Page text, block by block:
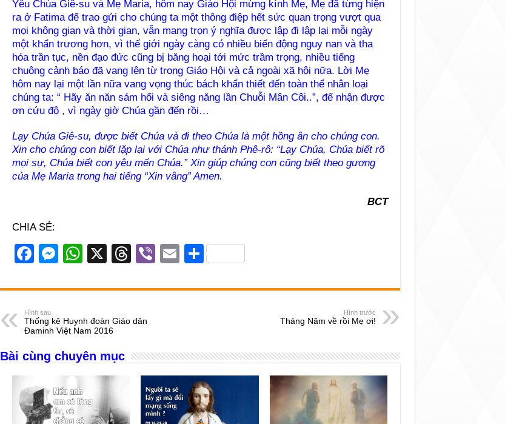
Yêu Chúa Giê-su và Mẹ Maria, hôm nay Giáo Hội mừng kính Mẹ, Mẹ đã từng hiện
ra ở Fatima để trao gửi cho chúng ta một thông điệp hết sức quan trọng vượt qua
mọi không gian và thời gian, vẫn mang trọn ý nghĩa được lập đi lập lại mỗi ngày
một khẩn trương hơn, vì thế giới ngày càng có nhiều biến động nguy nan và tha
hóa trần tục, nền đạo đức cũng bị băng hoại tới mức trầm trọng, nhiều tiếng
chuông cảnh báo đã vang lên từ trong Giáo Hội và cả ngoài xã hội nữa. Lời Mẹ
hôm nay lại một lần nữa vang vọng thúc bách khẩn thiết đến toàn thể nhân loại
chúng ta: “ Hãy ăn năn sám hối và siêng năng lần Chuỗi Mân Côi..”, để nhận được
ơn cứu độ , vì ngày giờ Chúa gần đến rồi…
Lạy Chúa Giê-su, được biết Chúa và đi theo Chúa là một hồng ân cho chúng con.
Xin cho chúng con biết lặp lại với Chúa như thánh Phê-rô: “Lạy Chúa, Chúa biết rõ
mọi sự, Chúa biết con yêu mến Chúa.” Xin giúp chúng con cũng biết theo gương
của Mẹ Maria trong hai tiếng “Xin vâng” Amen.
BCT
CHIA SẺ:
F
c
e
b
o
k
M
ss
n
g
er
W
at
A
p
X
T
e
d
s
Vi
er
E
ail
S
ar
Hình sau
Thống kê Huynh đoàn Giáo dân
Đaminh Việt Nam 2016
Hình trước
Tháng Năm về rồi Mẹ ơi!
Bài cùng chuyên mục